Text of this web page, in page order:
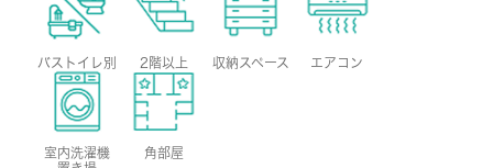
バストイレ別 2階以上 収納スペース エアコン
室内洗濯機
角部屋